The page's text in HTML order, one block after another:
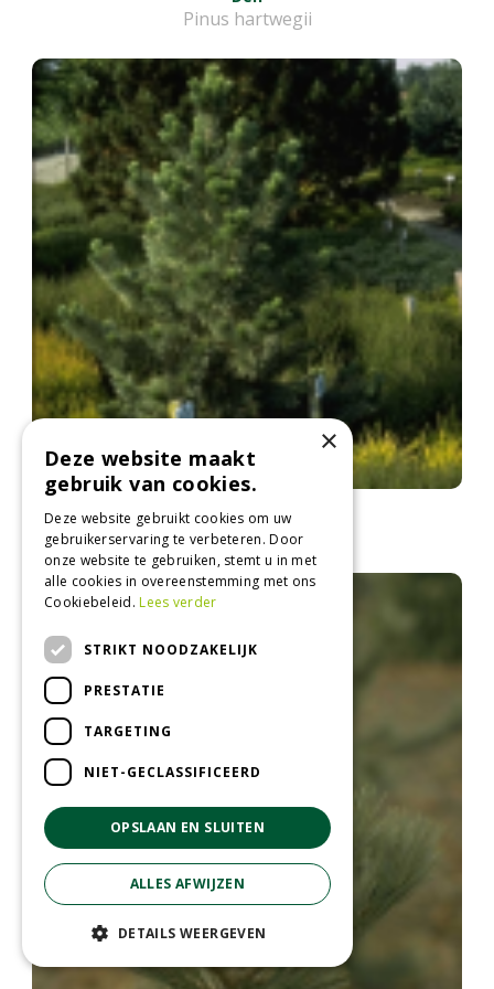
Pinus hartwegii
Den
Pinus flexilis 'Firmament'
×
Deze website maakt
gebruik van cookies.
Deze website gebruikt cookies om uw
gebruikerservaring te verbeteren. Door
onze website te gebruiken, stemt u in met
alle cookies in overeenstemming met ons
Cookiebeleid.Lees verder
STRIKT NOODZAKELIJK
PRESTATIE
TARGETING
NIET-GECLASSIFICEERD
OPSLAAN EN SLUITEN
ALLES AFWIJZEN
DETAILS WEERGEVEN